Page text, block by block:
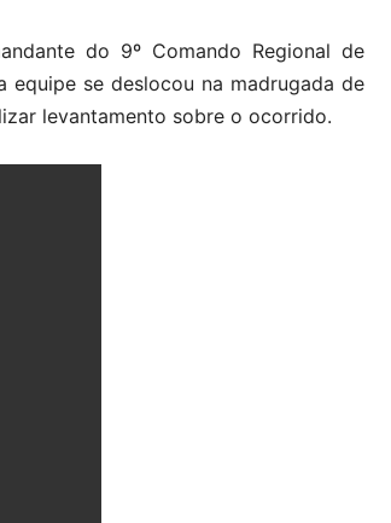
do 9º Comando Regional de
equipe se deslocou na madrugada de
levantamento sobre o ocorrido.